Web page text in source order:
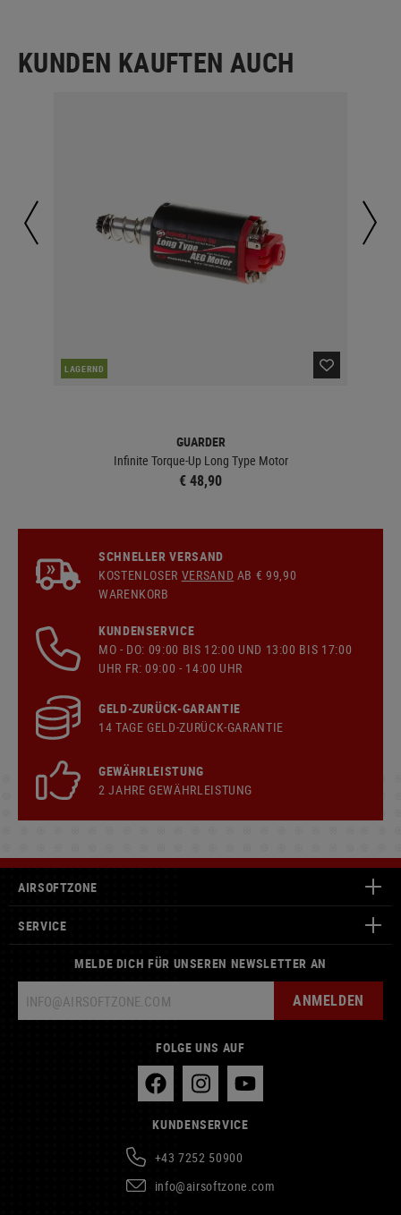
KUNDEN KAUFTEN AUCH
LAGERND
GUARDER
Infinite Torque-Up Long Type Motor
€ 48,90
SCHNELLER VERSAND
KOSTENLOSER VERSAND AB € 99,90
WARENKORB
KUNDENSERVICE
MO - DO: 09:00 BIS 12:00 UND 13:00 BIS 17:00
UHR FR: 09:00 - 14:00 UHR
GELD-ZURÜCK-GARANTIE
14 TAGE GELD-ZURÜCK-GARANTIE
GEWÄHRLEISTUNG
2 JAHRE GEWÄHRLEISTUNG
AIRSOFTZONE
SERVICE
MELDE DICH FÜR UNSEREN NEWSLETTER AN
ANMELDEN
FOLGE UNS AUF
KUNDENSERVICE
+43 7252 50900
info@airsoftzone.com